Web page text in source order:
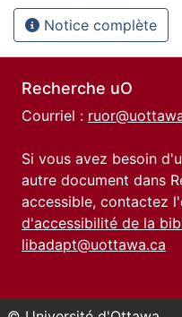
Notice complète
Recherche uO
Courriel :
Si vous avez besoin
autre document dans
accessible, contactez
d'accessibilité de la
libadapt@uottawa.ca